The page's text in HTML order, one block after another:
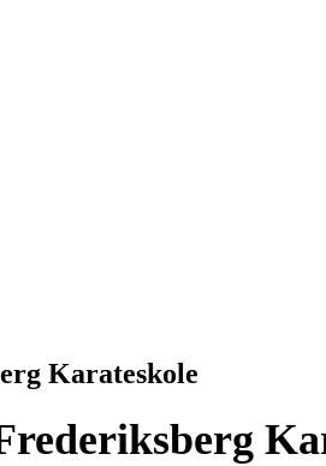
Karateskole